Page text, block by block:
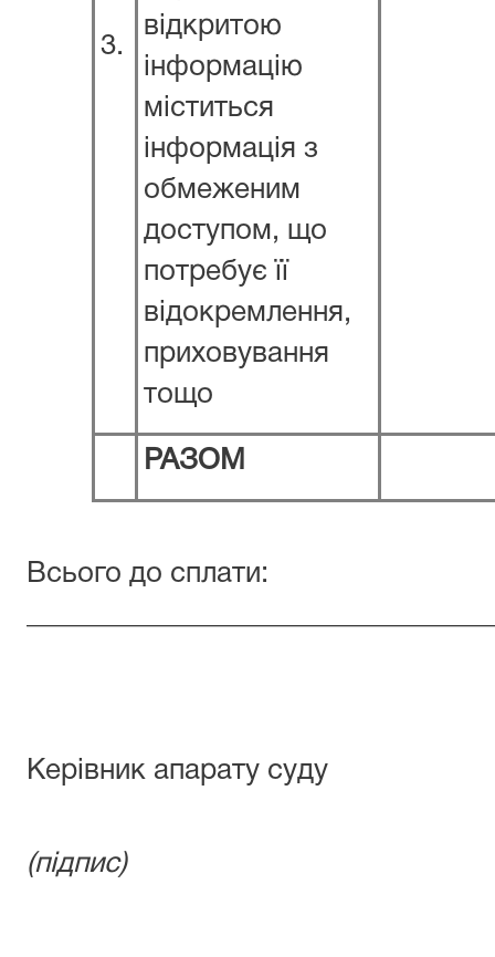
3.
відкритою
інформацію
міститься
інформація з
обмеженим
доступом, що
потребує її
відокремлення,
приховування
тощо
РАЗОМ
Всього до сплати:
Керівник апарату суду
(підпис